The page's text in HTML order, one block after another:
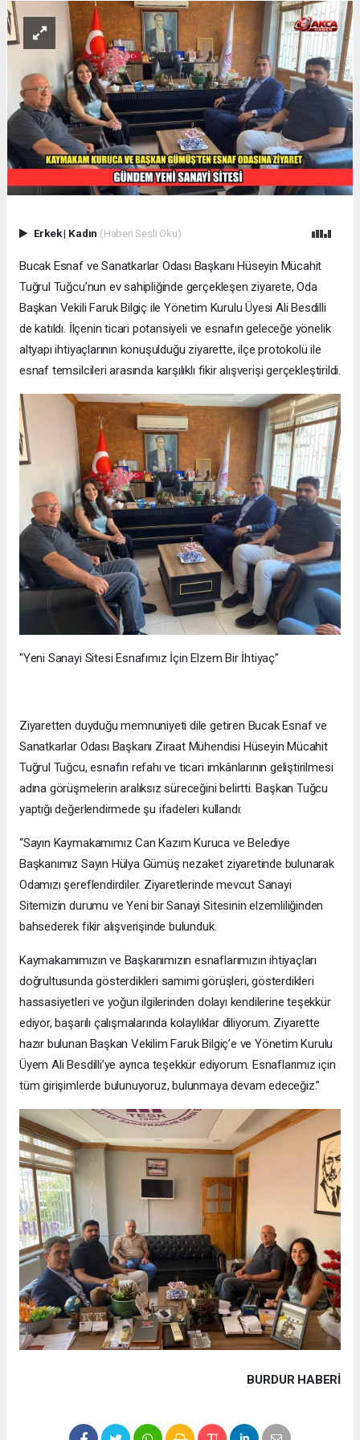
Erkek| Kadın (Haberi Sesli Oku)
Bucak Esnaf ve Sanatkarlar Odası Başkanı Hüseyin Mücahit
Tuğrul Tuğcu’nun ev sahipliğinde gerçekleşen ziyarete, Oda
Başkan Vekili Faruk Bilgiç ile Yönetim Kurulu Üyesi Ali Besdilli
de katıldı. İlçenin ticari potansiyeli ve esnafın geleceğe yönelik
altyapı ihtiyaçlarının konuşulduğu ziyarette, ilçe protokolü ile
esnaf temsilcileri arasında karşılıklı fikir alışverişi gerçekleştirildi.
"Yeni Sanayi Sitesi Esnafımız İçin Elzem Bir İhtiyaç"
Ziyaretten duyduğu memnuniyeti dile getiren Bucak Esnaf ve
Sanatkarlar Odası Başkanı Ziraat Mühendisi Hüseyin Mücahit
Tuğrul Tuğcu, esnafın refahı ve ticari imkânlarının geliştirilmesi
adına görüşmelerin aralıksız süreceğini belirtti. Başkan Tuğcu
yaptığı değerlendirmede şu ifadeleri kullandı:
“Sayın Kaymakamımız Can Kazım Kuruca ve Belediye
Başkanımız Sayın Hülya Gümüş nezaket ziyaretinde bulunarak
Odamızı şereflendirdiler. Ziyaretlerinde mevcut Sanayi
Sitemizin durumu ve Yeni bir Sanayi Sitesinin elzemliliğinden
bahsederek fikir alışverişinde bulunduk.
Kaymakamımızın ve Başkanımızın esnaflarımızın ihtiyaçları
doğrultusunda gösterdikleri samimi görüşleri, gösterdikleri
hassasiyetleri ve yoğun ilgilerinden dolayı kendilerine teşekkür
ediyor, başarılı çalışmalarında kolaylıklar diliyorum. Ziyarette
hazır bulunan Başkan Vekilim Faruk Bilgiç’e ve Yönetim Kurulu
Üyem Ali Besdilli’ye ayrıca teşekkür ediyorum. Esnaflarımız için
tüm girişimlerde bulunuyoruz, bulunmaya devam edeceğiz.”
BURDUR HABERİ